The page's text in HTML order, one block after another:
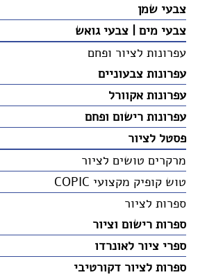
צבעי שמן
צבעי מים | צבעי גואש
עפרונות לציור ופחם
עפרונות צבעוניים
עפרונות אקוורל
עפרונות רישום ופחם
פסטל לציור
מרקרים טושים לציור
טוש קופיק מקצועי COPIC
ספרות לציור
ספרות רישום וציור
ספרי ציור לאונרדו
ספרות לציור דקורטיבי